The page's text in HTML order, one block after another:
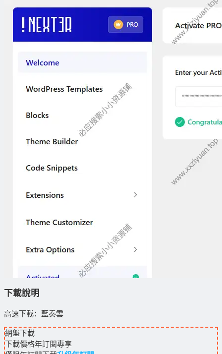
下載說明
高速下載：藍奏雲
網盤下載
下載價格年訂閱專享